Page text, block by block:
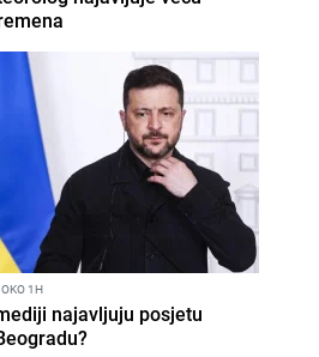
1H
najavljuju posjetu